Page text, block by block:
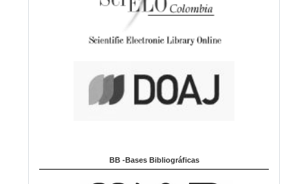
BB -Bases Bibliográficas